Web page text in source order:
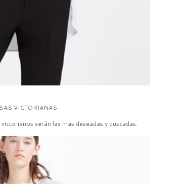
VICTORIANAS
serán las mas deseadas y buscadas.